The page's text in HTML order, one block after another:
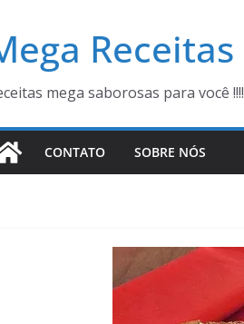
Receitas
mega saborosas para você !!!!
CONTATO SOBRE NÓS